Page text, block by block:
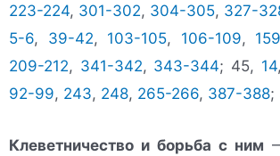
223-224, 301-302, 304-305, 327-
5-6, 39-42, 103-105, 106-109,
209-212, 341-342, 343-344; 45, 14,
92-99, 243, 248, 265-266, 387-388;
Клеветничество и борьба с ним